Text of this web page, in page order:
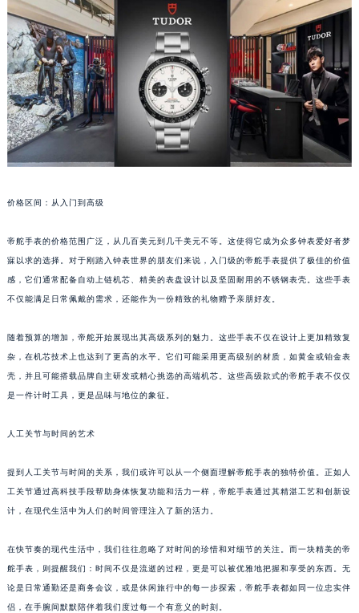
价格区间：从入门到高级
帝舵手表的价格范围广泛，从几百美元到几千美元不等。这使得它成为众多钟表爱好者梦
寐以求的选择。对于刚踏入钟表世界的朋友们来说，入门级的帝舵手表提供了极佳的价值
感，它们通常配备自动上链机芯、精美的表盘设计以及坚固耐用的不锈钢表壳。这些手表
不仅能满足日常佩戴的需求，还能作为一份精致的礼物赠予亲朋好友。
随着预算的增加，帝舵开始展现出其高级系列的魅力。这些手表不仅在设计上更加精致复
杂，在机芯技术上也达到了更高的水平。它们可能采用更高级别的材质，如黄金或铂金表
壳，并且可能搭载品牌自主研发或精心挑选的高端机芯。这些高级款式的帝舵手表不仅仅
是一件计时工具，更是品味与地位的象征。
人工关节与时间的艺术
提到人工关节与时间的关系，我们或许可以从一个侧面理解帝舵手表的独特价值。正如人
工关节通过高科技手段帮助身体恢复功能和活力一样，帝舵手表通过其精湛工艺和创新设
计，在现代生活中为人们的时间管理注入了新的活力。
在快节奏的现代生活中，我们往往忽略了对时间的珍惜和对细节的关注。而一块精美的帝
舵手表，则提醒我们：时间不仅是流逝的过程，更是可以被优雅地把握和享受的东西。无
论是日常通勤还是商务会议，或是休闲旅行中的每一步探索，帝舵手表都如同一位忠实伴
侣，在手腕间默默陪伴着我们度过每一个有意义的时刻。